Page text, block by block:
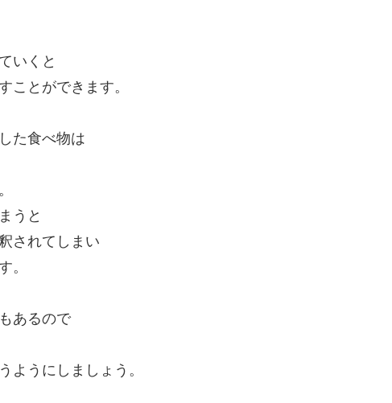
いくと
ことができます。
た食べ物は
うと
されてしまい
。
あるので
ようにしましょう。